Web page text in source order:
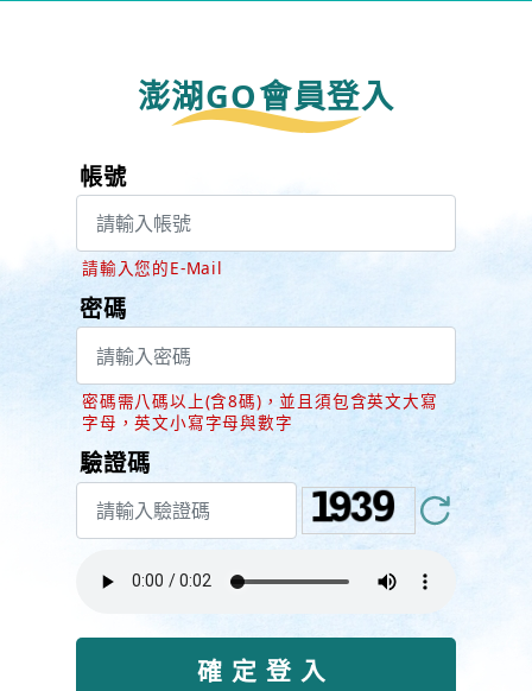
澎湖GO會員登入
帳號
請輸入您的E-Mail
密碼
密碼需八碼以上(含8碼)，並且須包含英文大寫
字母，英文小寫字母與數字
驗證碼